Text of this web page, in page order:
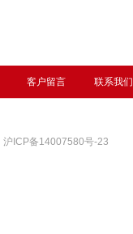
客户留言 联系我们
沪ICP备14007580号-23